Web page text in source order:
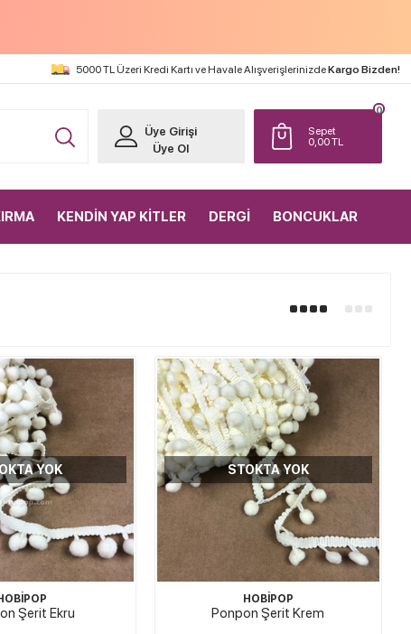
5000 TL Üzeri Kredi Kartı ve Havale AlışverişlerinizdeKargo Bizden!
Sepet
0,00TL
0
Üye Girişi
Üye Ol
KENDİN YAP KİTLER DERGİ BONCUKLAR
YOK
Şerit Ekru
STOKTA YOK
HOBİPOP
Ponpon Şerit Krem